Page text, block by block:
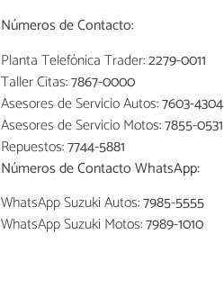
Números de Contacto:
Planta Telefónica Trader:2279-0011
Taller Citas:7867-0000
Asesores de Servicio Autos:7603-4304
Asesores de Servicio Motos:7855-0531
Repuestos:7744-5881
Números de Contacto WhatsApp:
WhatsApp Suzuki Autos:7985-5555
WhatsAppSuzuki Motos:7989-1010